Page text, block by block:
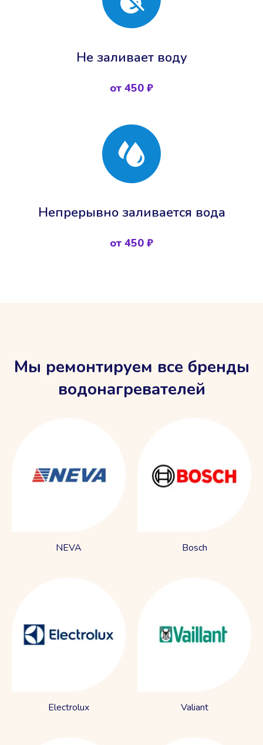
Не заливает воду
от 450 ₽
Непрерывно заливается вода
от 450 ₽
Мы ремонтируем все бренды
водонагревателей
NEVA Bosch
Electrolux Valiant